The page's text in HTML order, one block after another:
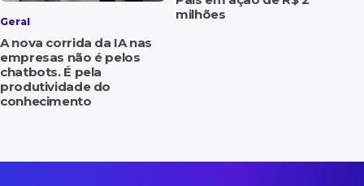
Geral
A nova corrida da IA nas
empresas não é pelos
chatbots. É pela
produtividade do
conhecimento
milhões